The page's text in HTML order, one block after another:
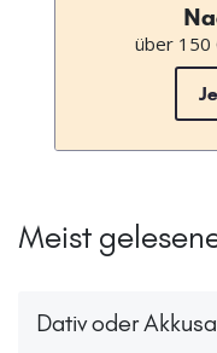
über 150
Meist
Dativ oder